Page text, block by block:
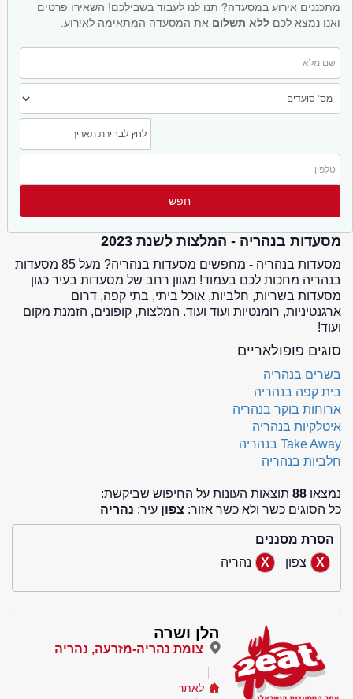
מתכננים אירוע במסעדה? תנו לנו לעבוד בשבילכם! השאירו פרטים
ואנו נמצא לכם ללא תשלום את המסעדה המתאימה לאירוע.
מסעדות בנהריה - המלצות לשנת 2023
מסעדות בנהריה - מחפשים מסעדות בנהריה? מעל 85 מסעדות
בנהריה מחכות לכם בעמוד! מגוון רחב של מסעדות בעיר כגון
מסעדות בשריות, חלביות, אוכל ביתי, בתי קפה, דרום
ארגנטיניות, רומנטיות ועוד ועוד. המלצות, קופונים, הזמנת מקום
ועוד!
סוגים פופולאריים
בשרים בנהריה
בית קפה בנהריה
ארוחות בוקר בנהריה
איטלקיות בנהריה
Take Away בנהריה
חלביות בנהריה
נמצאו 88 תוצאות העונות על החיפוש שביקשת:
כל הסוגים כשר ולא כשר אזור: צפון עיר: נהריה
הסרת מסננים
צפון
נהריה
הלן ושרה
צומת נהריה-מזרעה, נהריה
לאתר